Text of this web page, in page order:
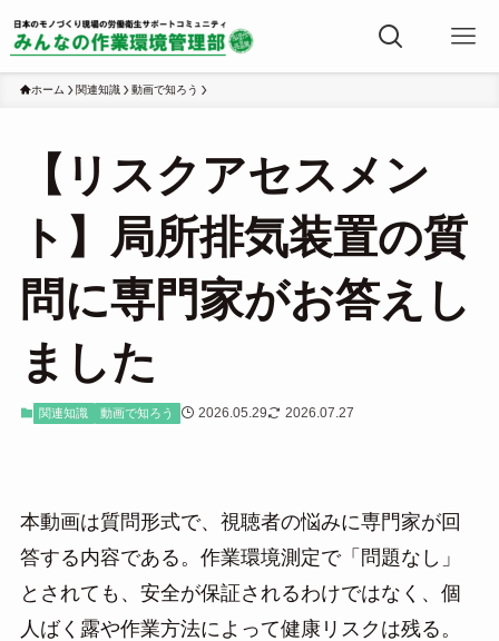
ホーム 関連知識 動画で知ろう
【リスクアセスメン
ト】局所排気装置の質
問に専門家がお答えし
ました
関連知識 動画で知ろう 2026.05.29 2026.07.27
本動画は質問形式で、視聴者の悩みに専門家が回
答する内容である。作業環境測定で「問題なし」
とされても、安全が保証されるわけではなく、個
人ばく露や作業方法によって健康リスクは残る。